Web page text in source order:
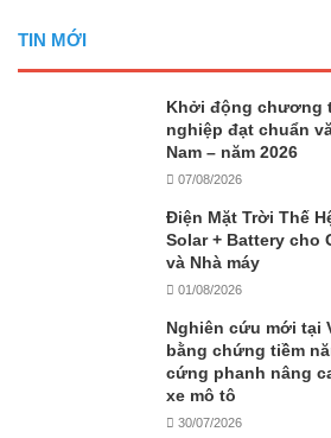
TIN MỚI
Khởi động chương
nghiệp đạt chuẩn
Nam – năm 2026
07/08/2026
Điện Mặt Trời Thế
Solar + Battery cho
và Nhà máy
01/08/2026
Nghiên cứu mới tại
bằng chứng tiềm
cứng phanh nâng
xe mô tô
30/07/2026